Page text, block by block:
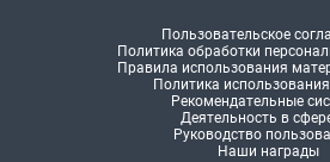
Пользовательское
Политика обработки
Правила использования
Политика
Рекомендательные
Деятельность в
Руководство
Наши награды